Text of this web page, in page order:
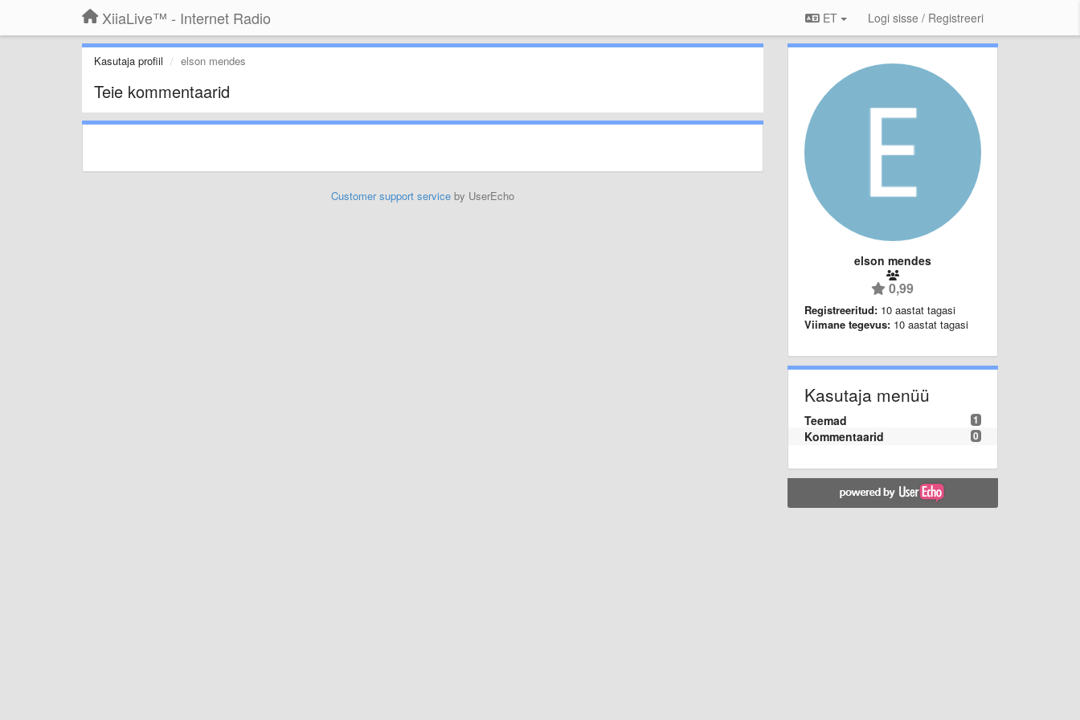
XiiaLive™ - Internet Radio ET Logi sisse / Registreeri
Kasutaja profiil elson mendes
Teie kommentaarid
Customer support serviceby UserEcho
elson mendes
0,99
Registreeritud: 10 aastat tagasi
Viimane tegevus: 10 aastat tagasi
Kasutaja menüü
1
Teemad
0
Kommentaarid